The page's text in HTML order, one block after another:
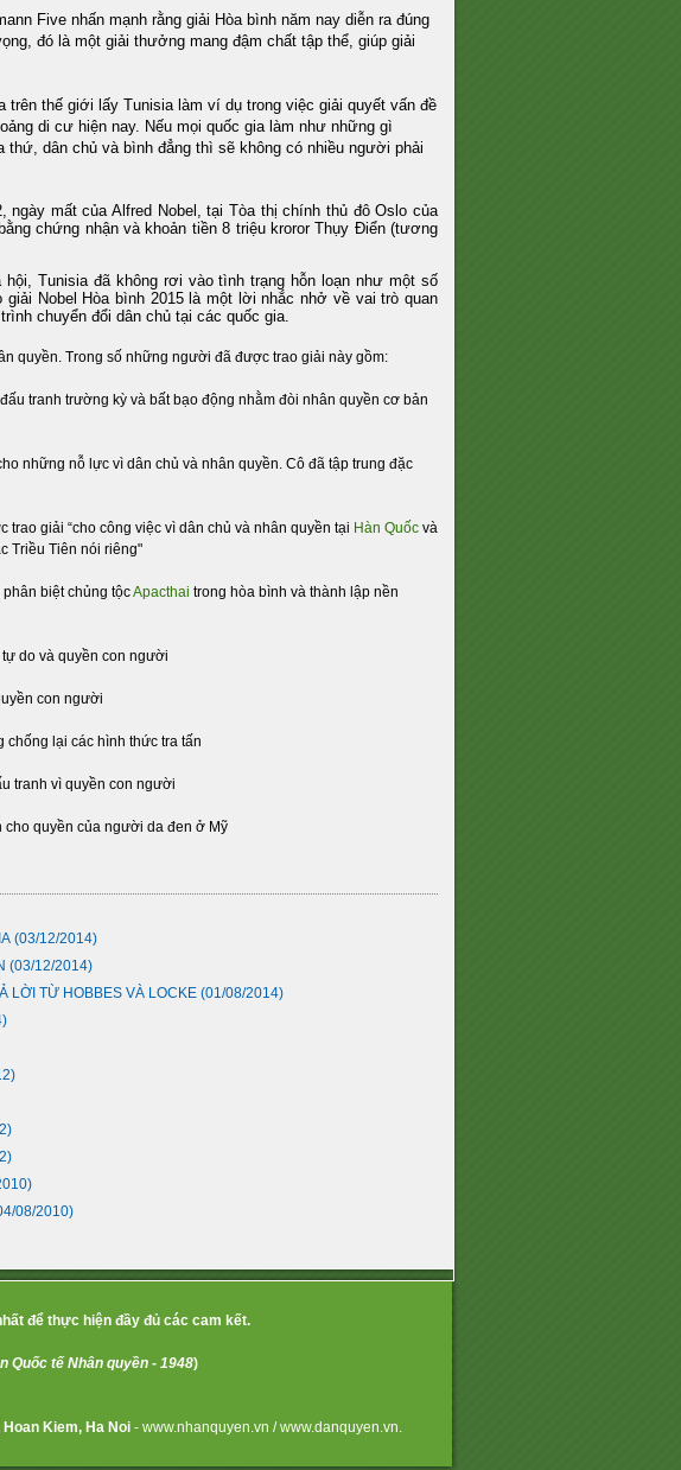
Five nhấn mạnh rằng giải Hòa bình năm nay diễn ra đúng
đó là một giải thưởng mang đậm chất tập thể, giúp giải
trên thế giới lấy Tunisia làm ví dụ trong việc giải quyết vấn đề
di cư hiện nay. Nếu mọi quốc gia làm như những gì
dân chủ và bình đẳng thì sẽ không có nhiều người phải
mất của Alfred Nobel, tại Tòa thị chính thủ đô Oslo của
chứng nhận và khoản tiền 8 triệu kroror Thụy Điển (tương
Tunisia đã không rơi vào tình trạng hỗn loạn như một số
Nobel Hòa bình 2015 là một lời nhắc nhở về vai trò quan
chuyển đổi dân chủ tại các quốc gia.
quyền. Trong số những người đã được trao giải này gồm:
tranh trường kỳ và bất bạo động nhằm đòi nhân quyền cơ bản
những nỗ lực vì dân chủ và nhân quyền. Cô đã tập trung đặc
trao giải “cho công việc vì dân chủ và nhân quyền tại Hàn Quốc và
Triều Tiên nói riêng"
biệt chủng tộcApacthai trong hòa bình và thành lập nền
do và quyền con người
con người
chống lại các hình thức tra tấn
tranh vì quyền con người
cho quyền của người da đen ở Mỹ
(03/12/2014)
(03/12/2014)
LỜI TỪ HOBBES VÀ LOCKE (01/08/2014)
08/2010)
để thực hiện đầy đủ các cam kết.
Quốc tế Nhân quyền - 1948)
Kiem, Ha Noi - www.nhanquyen.vn / www.danquyen.vn.